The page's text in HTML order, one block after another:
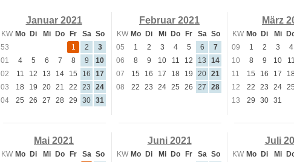
Januar 2021
KW Mo Di Mi Do Fr Sa So
53
1 2
3
01
4 5 6 7 8 9
10
02
11 12 13 14 15 16
17
03
18 19 20 21 22 23
24
04
25 26 27 28 29 30 31
Februar 2021
KW Mo Di Mi Do Fr Sa So
05
1 2 3 4 5 6
7
06
8 9 10 11 12 13
14
07
15 16 17 18 19 20 21
08
22 23 24 25 26 27 28
März
KW Mo Di Mi
09
1 2 3 4
10
8 9 10 11
11
15 16 17 18
12
22 23 24 25
13
29 30 31
Mai 2021
KW Mo Di Mi Do Fr Sa So
Juni 2021
KW Mo Di Mi Do Fr Sa So
Juli
KW Mo Di Mi